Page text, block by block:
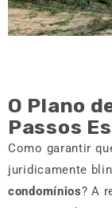
O Plano
Passos
Como garantir
juridicamente
condomínios? A